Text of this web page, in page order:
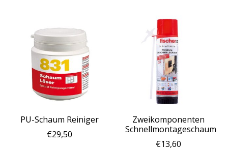
PU-Schaum Reiniger
€29,50
Zweikomponenten
Schnellmontageschaum
€13,60